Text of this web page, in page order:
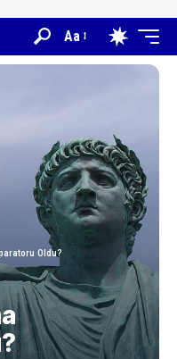
Aa
Oldu?